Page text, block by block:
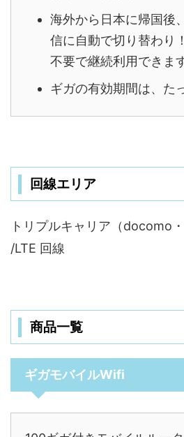
海外から日本に帰国後
信に自動で切り替わり
不要で継続利用できま
ギガの有効期間は、た
回線エリア
トリプルキャリア（docomo
/LTE 回線
商品一覧
ギガモバイルWifi